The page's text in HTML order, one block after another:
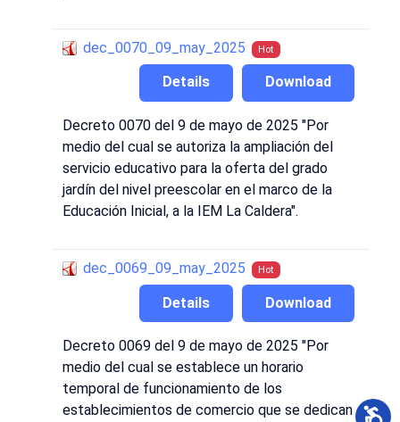
dec_0070_09_may_2025 Hot
Download
Details
Decreto 0070 del 9 de mayo de 2025 "Por
medio del cual se autoriza la ampliación del
servicio educativo para la oferta del grado
jardín del nivel preescolar en el marco de la
Educación Inicial, a la IEM La Caldera".
dec_0069_09_may_2025 Hot
Download
Details
Decreto 0069 del 9 de mayo de 2025 "Por
medio del cual se establece un horario
temporal de funcionamiento de los
establecimientos de comercio que se dedican